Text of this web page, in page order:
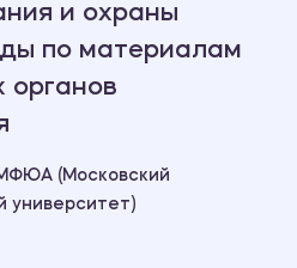
и охраны
по материалам
органов
(Московский
университет)